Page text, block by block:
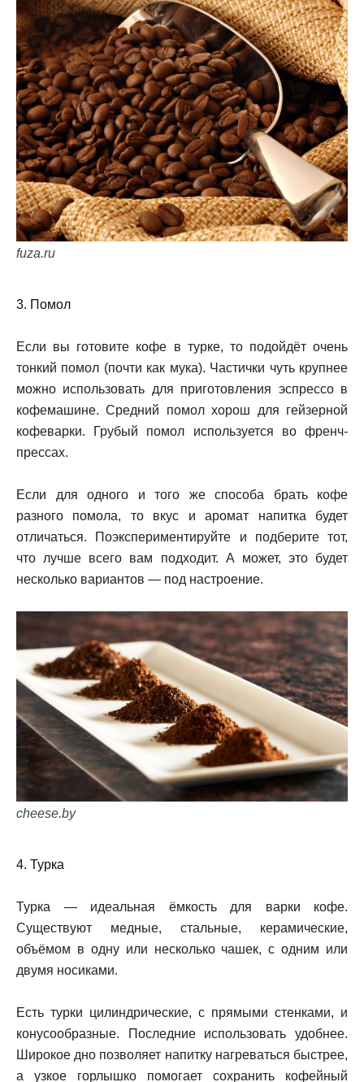
fuza.ru
3. Помол
Если вы готовите кофе в турке, то подойдёт очень
тонкий помол (почти как мука). Частички чуть крупнее
можно использовать для приготовления эспрессо в
кофемашине. Средний помол хорош для гейзерной
кофеварки. Грубый помол используется во френч-
прессах.
Если для одного и того же способа брать кофе
разного помола, то вкус и аромат напитка будет
отличаться. Поэкспериментируйте и подберите тот,
что лучше всего вам подходит. А может, это будет
несколько вариантов — под настроение.
cheese.by
4. Турка
Турка — идеальная ёмкость для варки кофе.
Существуют медные, стальные, керамические,
объёмом в одну или несколько чашек, с одним или
двумя носиками.
Есть турки цилиндрические, с прямыми стенками, и
конусообразные. Последние использовать удобнее.
Широкое дно позволяет напитку нагреваться быстрее,
а узкое горлышко помогает сохранить кофейный